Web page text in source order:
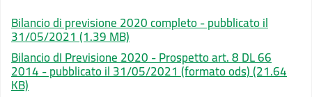
Bilancio di previsione 2020 completo - pubblicato il
31/05/2021(1.39 MB)
Bilancio dI Previsione 2020 - Prospetto art. 8 DL 66
2014 - pubblicato il 31/05/2021 (formato ods)(21.64
KB)